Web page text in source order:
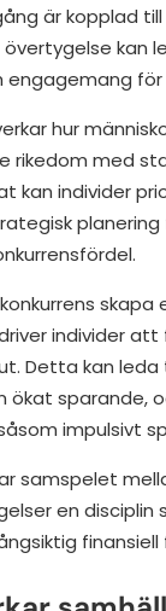
är kopplad
övertygelse kan
för
hur
rikedom med
kan individer
skapa
individer
Detta kan
ökat sparande,
impulsivt
samspelet
en disciplin
finansiell